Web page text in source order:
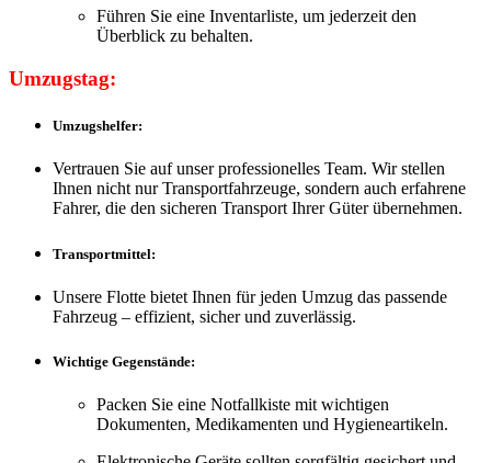
Führen Sie eine Inventarliste, um jederzeit den
Überblick zu behalten.
Umzugstag:
Umzugshelfer:
Vertrauen Sie auf unser professionelles Team. Wir stellen
Ihnen nicht nur Transportfahrzeuge, sondern auch erfahrene
Fahrer, die den sicheren Transport Ihrer Güter übernehmen.
Transportmittel:
Unsere Flotte bietet Ihnen für jeden Umzug das passende
Fahrzeug – effizient, sicher und zuverlässig.
Wichtige Gegenstände:
Packen Sie eine Notfallkiste mit wichtigen
Dokumenten, Medikamenten und Hygieneartikeln.